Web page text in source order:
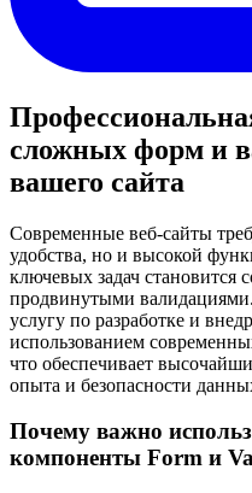
сложных форм и
вашего сайта
Современные веб-сайты
удобства, но и высокой
ключевых задач становится
продвинутыми
услугу по разработке и
использованием
что обеспечивает
опыта и безопасности
Почему важно
компоненты Form и